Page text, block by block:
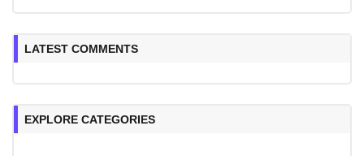
LATEST COMMENTS
EXPLORE CATEGORIES